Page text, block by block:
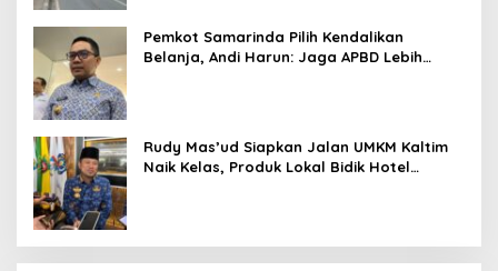
Pemkot Samarinda Pilih Kendalikan
Belanja, Andi Harun: Jaga APBD Lebih
Rudy Mas’ud Siapkan Jalan UMKM Kaltim
Naik Kelas, Produk Lokal Bidik Hotel